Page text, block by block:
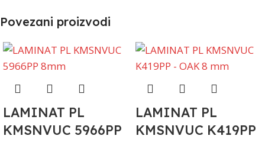
Povezani proizvodi
LAMINAT PL
KMSNVUC 5966PP
LAMINAT PL
KMSNVUC K419PP